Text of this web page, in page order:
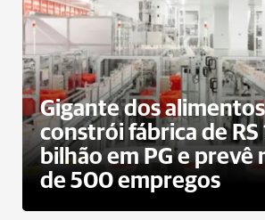
Gigante dos alimentos
constrói fábrica de RS
bilhão em PG e prevê
de 500 empregos